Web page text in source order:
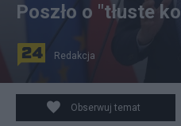
Premier Mateusz
prasowej w KPRM w
Poszło o "tłuste
Redakcja
Obserwuj temat